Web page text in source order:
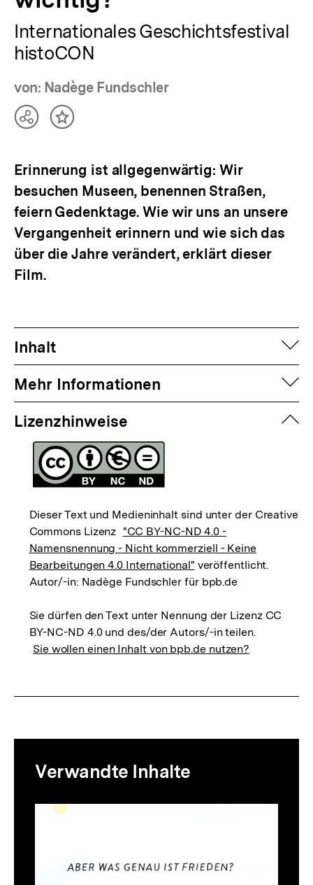
Internationales Geschichtsfestival
histoCON
von: Nadège Fundschler
TeilenInhalt
Erinnerung ist allgegenwärtig: Wir
besuchen Museen, benennen Straßen,
feiern Gedenktage. Wie wir uns an unsere
Vergangenheit erinnern und wie sich das
über die Jahre verändert, erklärt dieser
Film.
Inhalt
Mehr Informationen
Lizenzhinweise
Dieser Text und Medieninhalt sind unter der Creative
Commons Lizenz "CC BY-NC-ND 4.0 -
Namensnennung - Nicht kommerziell - Keine
Bearbeitungen 4.0 International" veröffentlicht.
Autor/-in: Nadège Fundschler für bpb.de
Sie dürfen den Text unter Nennung der Lizenz CC
BY-NC-ND 4.0 und des/der Autors/-in teilen.
Sie wollen einen Inhalt von bpb.de nutzen?
zur
Thematik
Verwandte Inhalte
Inhaltskarussell